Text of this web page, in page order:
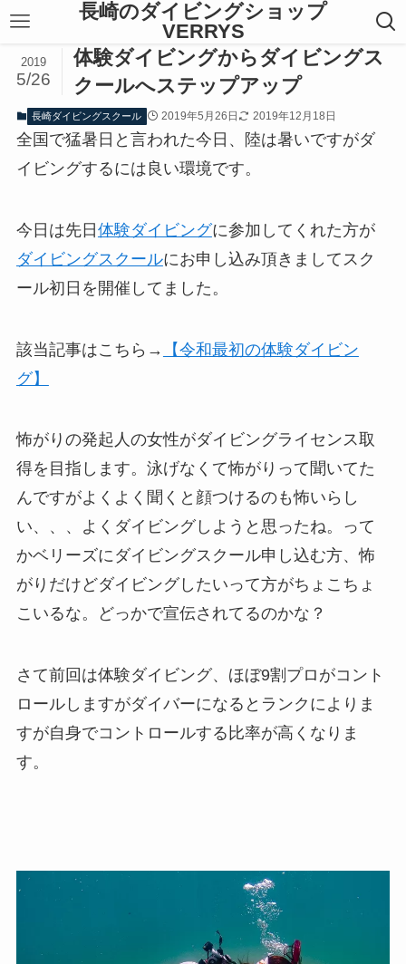
長崎のダイビングショップ
VERRYS
体験ダイビングからダイビングス
クールへステップアップ
2019
5/26
長崎ダイビングスクール 2019年5月26日 2019年12月18日
全国で猛暑日と言われた今日、陸は暑いですがダ
イビングするには良い環境です。
今日は先日体験ダイビングに参加してくれた方が
ダイビングスクールにお申し込み頂きましてスク
ール初日を開催してました。
該当記事はこちら→
【令和最初の体験ダイビン
グ】
怖がりの発起人の女性がダイビングライセンス取
得を目指します。泳げなくて怖がりって聞いてた
んですがよくよく聞くと顔つけるのも怖いらし
い、、、よくダイビングしようと思ったね。って
かベリーズにダイビングスクール申し込む方、怖
がりだけどダイビングしたいって方がちょこちょ
こいるな。どっかで宣伝されてるのかな？
さて前回は体験ダイビング、ほぼ9割プロがコント
ロールしますがダイバーになるとランクによりま
すが自身でコントロールする比率が高くなりま
す。